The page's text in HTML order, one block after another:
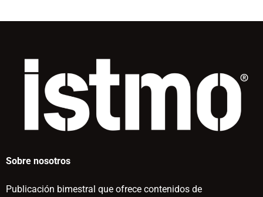
Sobre nosotros
Publicación bimestral que ofrece contenidos de